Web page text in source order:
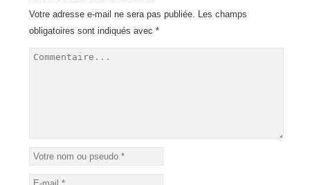
Votre adresse e-mail ne sera pas publiée. Les champs
obligatoires sont indiqués avec*